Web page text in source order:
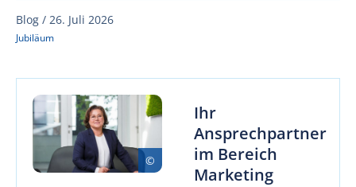
Blog / 26. Juli 2026
Jubiläum
Ihr
Ansprechpartner
im Bereich
Marketing